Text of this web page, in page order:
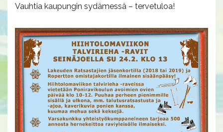
Vauhtia kaupungin sydämessä – tervetuloa!